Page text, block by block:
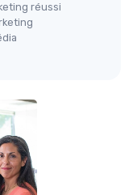
réussi